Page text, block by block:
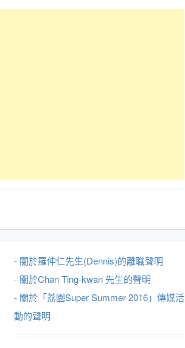
- 關於羅仲仁先生(Dennis)的離職聲明
- 關於Chan Ting-kwan 先生的聲明
- 關於「荔園Super Summer 2016」傳媒活
動的聲明